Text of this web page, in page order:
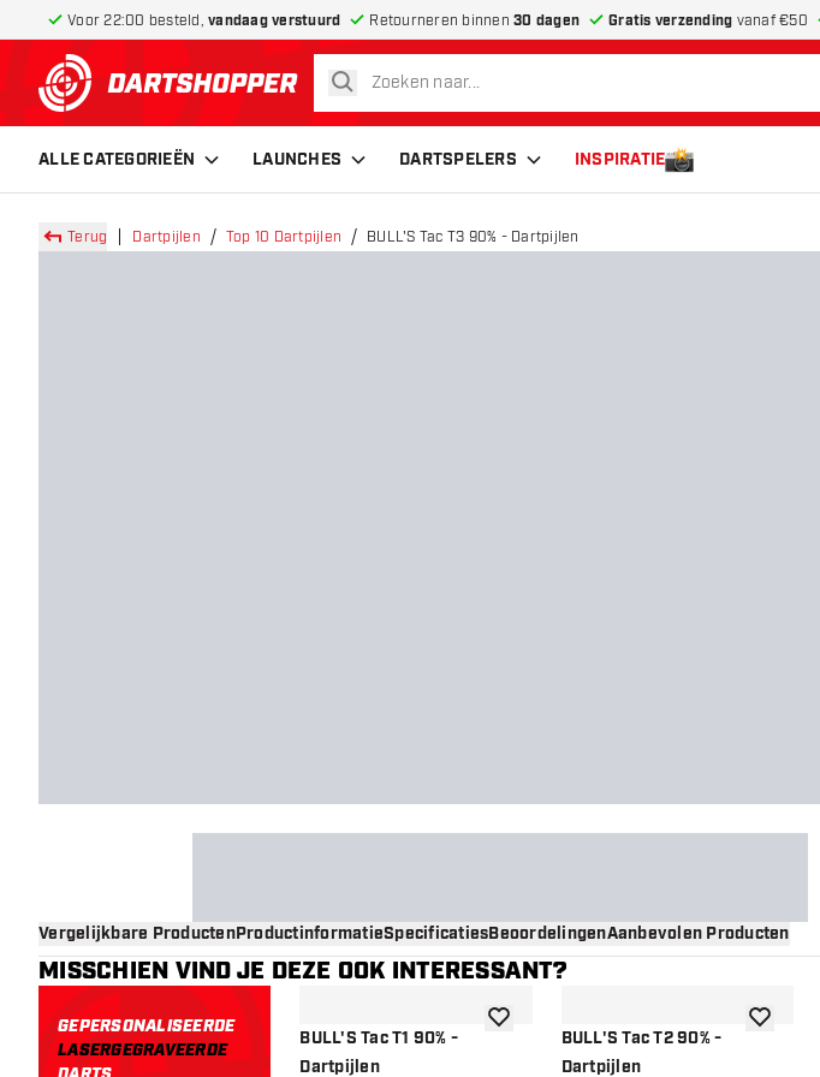
Voor 22:00 besteld, vandaag verstuurd Retourneren binnen 30 dagen Gratis verzending vanaf €50
terug naar home pagina
zoeken
ALLE CATEGORIEËN LAUNCHES DARTSPELERS INSPIRATIE
Terug Dartpijlen Top 10 Dartpijlen BULL'S Tac T3 90% - Dartpijlen
Vergelijkbare ProductenProductinformatieSpecificatiesBeoordelingenAanbevolen Producten
MISSCHIEN VIND JE DEZE OOK INTERESSANT?
GEPERSONALISEERDE
LASERGEGRAVEERDE
BULL'S Tac T1 90% -
Dartpijlen
toevoegen aan verlanglijst
BULL'S Tac T2 90% -
Dartpijlen